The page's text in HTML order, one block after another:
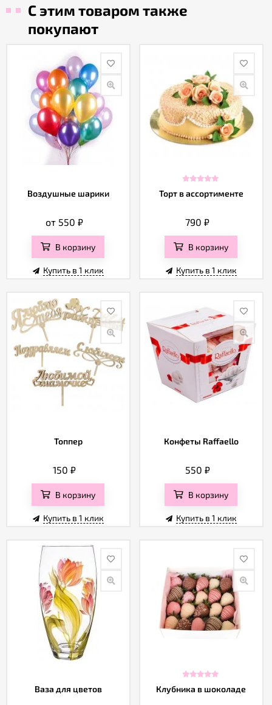
С этим товаром также
покупают
Воздушные шарики
от 550₽
В корзину
Купить в 1 клик
Торт в ассортименте
790₽
В корзину
Купить в 1 клик
Топпер
150₽
В корзину
Купить в 1 клик
Конфеты Raffaello
550 ₽
В корзину
Купить в 1 клик
Ваза для цветов Клубника в шоколаде